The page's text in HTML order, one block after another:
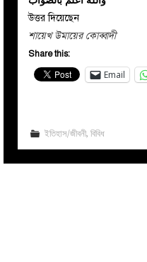
উত্তর দিয়েছেন
শায়েখ উমায়ের কোব্বাদী
Share this:
Email
ইতিহাস/জীবনী,বিবিধ